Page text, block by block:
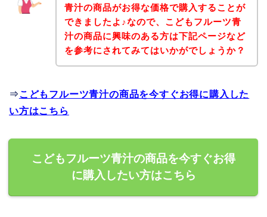
青汁の商品がお得な価格で購入することが
できましたよ♪なので、こどもフルーツ青
汁の商品に興味のある方は下記ページなど
を参考にされてみてはいかがでしょうか？
⇒ こどもフルーツ青汁の商品を今すぐお得に購入した
い方はこちら
こどもフルーツ青汁の商品を今すぐお得
に購入したい方はこちら